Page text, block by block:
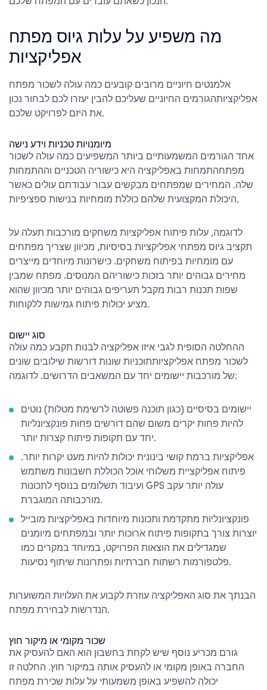
מה משפיע על עלות גיוס מפתח
אפליקציות
אלמנטים חיוניים מרובים קובעים כמה עולה לשכור מפתח
אפליקציותהגורמים החיוניים שעליכם להבין יעזרו לכם לבחור נכון
את היזם לפרויקט שלכם.
אחד הגורמים המשמעותיים ביותר המשפיעים כמה עולה לשכור
מפתחהתמחות באפליקציה היא כישוריה הטכניים וההתמחות
שלה. המחירים שמפתחים מבקשים עבור עבודתם עולים כאשר
היכולת המקצועית שלהם כוללת מומחיות בנישות ספציפיות.
לדוגמה, עלות פיתוח אפליקציות משחקים מורכבות תעלה על
תקציב גיוס מפתחי אפליקציות בסיסיות, מכיוון שצריך מפתחים
עם מומחיות בפיתוח משחקים. כישרונות מיוחדים מייצרים
מחירים גבוהים יותר בזכות כישוריהם המנוסים. מפתח שמבין
שפות תכנות רבות מקבל תעריפים גבוהים יותר מכיוון שהוא
מציע יכולות פיתוח גמישות ללקוחות.
סוג יישום
ההחלטה הסופית לגבי איזו אפליקציה לבנות תקבע כמה עולה
לשכור מפתח אפליקציותתוכניות שונות דורשות שילובים שונים
של מורכבות יישומים יחד עם המשאבים הדרושים. לדוגמה:
יישומים בסיסיים (כגון תוכנה פשוטה לרשימת מטלות) נוטים
להיות פחות יקרים משום שהם דורשים פחות פונקציונליות
יחד עם תקופות פיתוח קצרות יותר.
אפליקציות ברמת קושי בינונית יכולות להיות מעט יקרות יותר.
פיתוח אפליקציית משלוחי אוכל הכוללת חשבונות משתמש
ועיבוד תשלומים בנוסף לתכונות GPS עולה יותר עקב
מורכבותה המוגברת.
פונקציונליות מתקדמת ותכונות מיוחדות באפליקציות מובייל
יוצרות צורך בתקופות פיתוח ארוכות יותר ובמפתחים מיומנים
שמגדילים את הוצאות הפרויקט, במיוחד במקרים כמו
פלטפורמות רשתות חברתיות ופתרונות שיתוף נסיעות.
הבנתך את סוג האפליקציה עוזרת לקבוע את העלויות המשוערות
הנדרשות לבחירת מפתח.
גורם מכריע נוסף שיש לקחת בחשבון הוא האם להעסיק את
החברה באופן מקומי או להעסיק אותה במיקור חוץ. החלטה זו
יכולה להשפיע באופן משמעותי על עלות שכירת מפתח